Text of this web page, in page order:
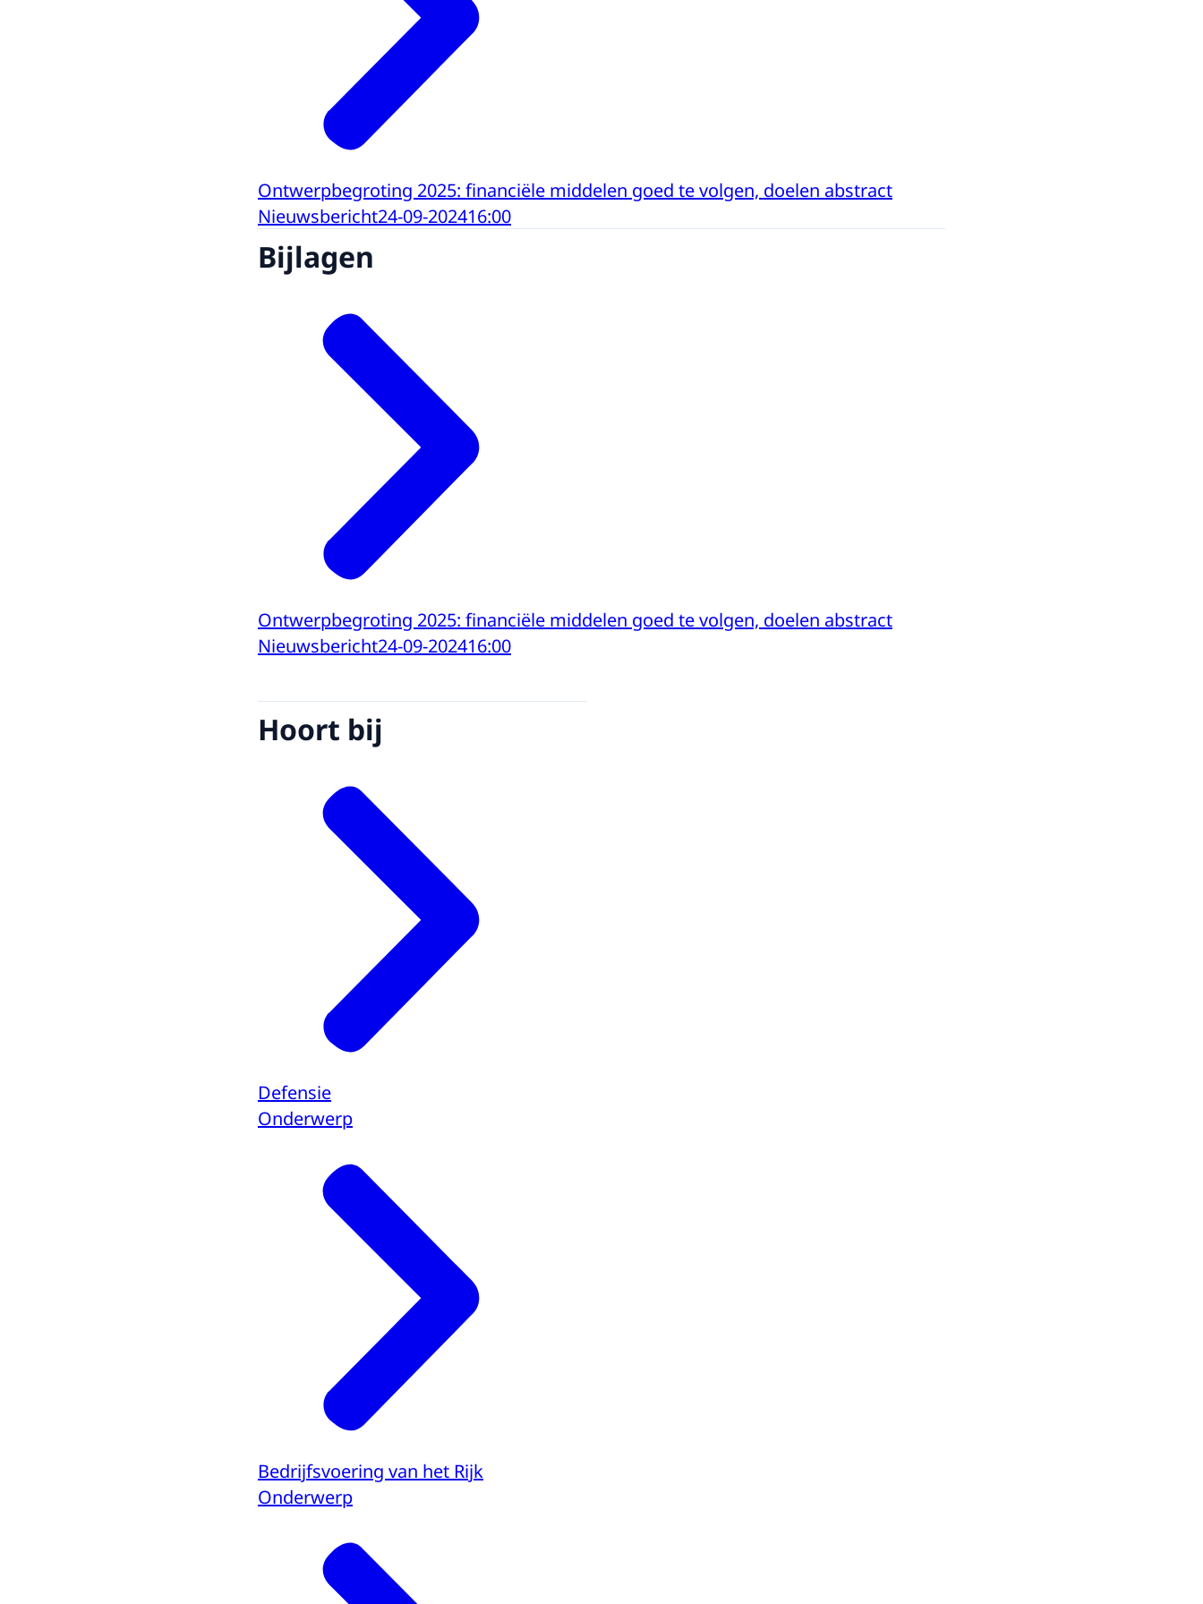
Ontwerpbegroting 2025: financiële middelen goed te volgen, doelen abstract
Nieuwsbericht24-09-202416:00
Bijlagen
Ontwerpbegroting 2025: financiële middelen goed te volgen, doelen abstract
Nieuwsbericht24-09-202416:00
Hoort bij
Defensie
Onderwerp
Bedrijfsvoering van het Rijk
Onderwerp